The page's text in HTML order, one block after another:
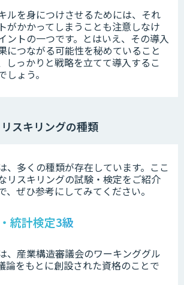
ルを身につけさせるためには、それ
がかかってしまうことも注意しなけ
ントの一つです。とはいえ、その導入
につながる可能性を秘めていること
しっかりと戦略を立てて導入するこ
しょう。
リスキリングの種類
、多くの種類が存在しています。ここ
リスキリングの試験・検定をご紹介
、ぜひ参考にしてみてください。
統計検定3級
、産業構造審議会のワーキンググル
論をもとに創設された資格のことで